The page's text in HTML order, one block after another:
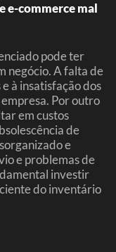
e-commerce mal
pode ter
negócio. A falta de
à insatisfação dos
Por outro
em custos
de
e
e problemas de
investir
do inventário